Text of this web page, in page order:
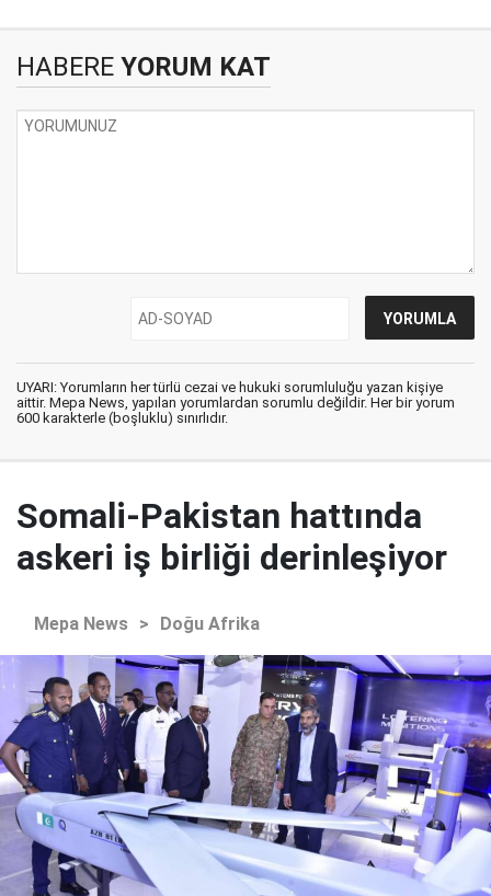
HABERE YORUM KAT
UYARI: Yorumların her türlü cezai ve hukuki sorumluluğu yazan kişiye
aittir. Mepa News, yapılan yorumlardan sorumlu değildir. Her bir yorum
600 karakterle (boşluklu) sınırlıdır.
Somali-Pakistan hattında
askeri iş birliği derinleşiyor
Mepa News > Doğu Afrika